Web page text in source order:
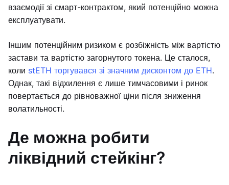
взаємодії зі смарт-контрактом, який потенційно можна
експлуатувати.
Іншим потенційним ризиком є розбіжність між вартістю
застави та вартістю загорнутого токена. Це сталося,
коли stETH торгувався зі значним дисконтом до ETH.
Однак, такі відхилення є лише тимчасовими і ринок
повертається до рівноважної ціни після зниження
волатильності.
Де можна робити
ліквідний стейкінг?